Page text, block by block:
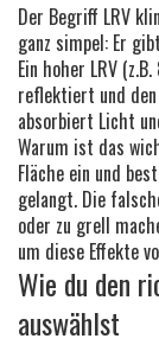
Der Begriff LRV
ganz simpel: Er
Ein hoher LRV
reflektiert und den
absorbiert Licht
Warum ist das
Fläche ein und
gelangt. Die
oder zu grell
um diese Effekte
Wie du den
auswählst